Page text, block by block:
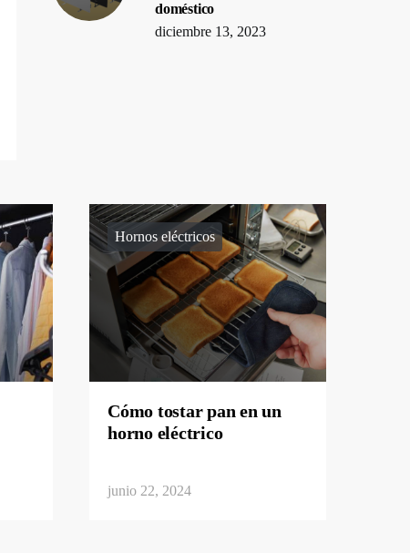
doméstico
diciembre 13, 2023
Hornos eléctricos
Cómo tostar pan en un
horno eléctrico
junio 22, 2024